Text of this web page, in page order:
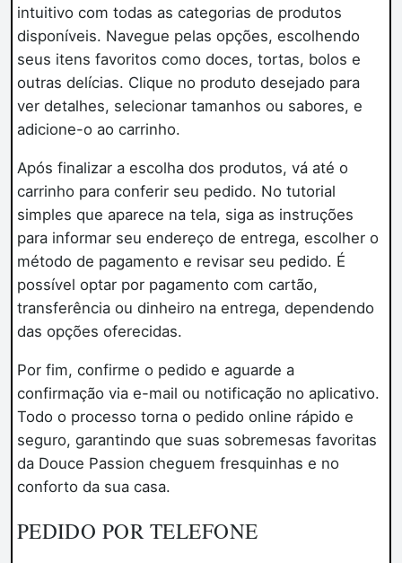
intuitivo com todas as categorias de produtos
disponíveis. Navegue pelas opções, escolhendo
seus itens favoritos como doces, tortas, bolos e
outras delícias. Clique no produto desejado para
ver detalhes, selecionar tamanhos ou sabores, e
adicione-o ao carrinho.
Após finalizar a escolha dos produtos, vá até o
carrinho para conferir seu pedido. No tutorial
simples que aparece na tela, siga as instruções
para informar seu endereço de entrega, escolher o
método de pagamento e revisar seu pedido. É
possível optar por pagamento com cartão,
transferência ou dinheiro na entrega, dependendo
das opções oferecidas.
Por fim, confirme o pedido e aguarde a
confirmação via e-mail ou notificação no aplicativo.
Todo o processo torna o pedido online rápido e
seguro, garantindo que suas sobremesas favoritas
da Douce Passion cheguem fresquinhas e no
conforto da sua casa.
PEDIDO POR TELEFONE